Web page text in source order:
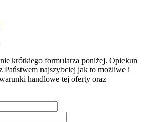
krótkiego formularza poniżej. Opiekun
Państwem najszybciej jak to możliwe i
handlowe tej oferty oraz